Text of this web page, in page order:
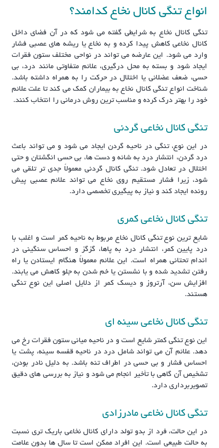
انواع تنگی کانال نخاع کدامند؟
تنگی کانال نخاع به شرایطی گفته می شود که در آن فضای داخل
کانال نخاعی کاهش پیدا کرده و به نخاع یا ریشه های عصبی فشار
وارد می شود. این عارضه می تواند در نواحی مختلف ستون فقرات
ایجاد شود و بسته به محل درگیری، علائم متفاوتی مانند درد، بی
حسی، ضعف عضلانی یا اختلال در حرکت را به همراه داشته باشد.
شناخت انواع تنگی کانال نخاع به بیماران کمک می کند تا علت علائم
خود را بهتر درک کرده و مناسب ترین روش درمانی را انتخاب کنند.
تنگی کانال نخاعی گردنی
در این نوع، تنگی در ناحیه گردن ایجاد می شود و می تواند باعث
درد گردن، انتشار درد به شانه و دست ها، بی حسی انگشتان و حتی
اختلال در تعادل شود. تنگی کانال گردنی معمولاً جدی تر تلقی می
شود، زیرا فشار مستقیم روی نخاع می تواند علائم عصبی پیش
رونده ایجاد کند و نیاز به پیگیری تخصصی دارد.
تنگی کانال نخاعی کمری
شایع ترین نوع تنگی کانال نخاع مربوط به ناحیه کمر است و اغلب با
درد پایین کمر، انتشار درد به پاها، گزگز و احساس سنگینی در
اندام تحتانی همراه است. این علائم معمولاً هنگام ایستادن یا راه
رفتن تشدید شده و با نشستن یا خم شدن به جلو کاهش می یابند.
افزایش سن، آرتروز و دیسک کمر از دلایل اصلی این نوع تنگی
هستند.
تنگی کانال نخاعی سینه ای
این نوع تنگی کمتر شایع است و در ناحیه میانی ستون فقرات رخ می
دهد. علائم آن می تواند شامل درد در ناحیه قفسه سینه، پشت یا
احساس فشار و بی حسی در اطراف تنه باشد. به دلیل نادر بودن،
تشخیص آن گاهی با تأخیر انجام می شود و نیاز به بررسی های دقیق
تصویربرداری دارد.
تنگی کانال نخاعی مادرزادی
در این حالت، فرد از بدو تولد دارای کانال نخاعی باریک تری نسبت
به حالت طبیعی است. این افراد ممکن است تا سال ها بدون علامت